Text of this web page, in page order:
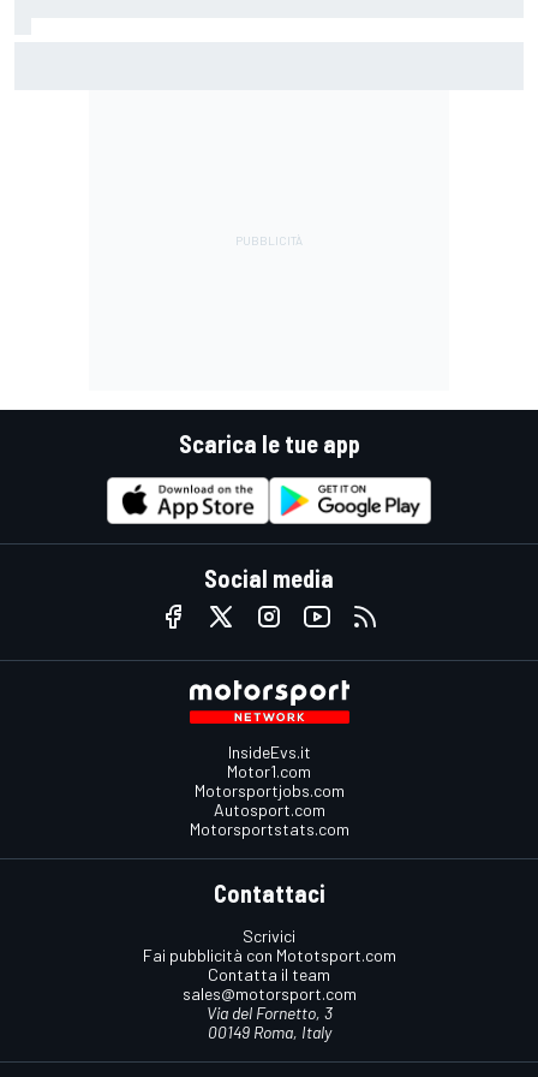
Scarica le tue app
Social media
InsideEvs.it
Motor1.com
Motorsportjobs.com
Autosport.com
Motorsportstats.com
Contattaci
Scrivici
Fai pubblicità con Mototsport.com
Contatta il team
sales@motorsport.com
Via del Fornetto, 3
00149 Roma, Italy